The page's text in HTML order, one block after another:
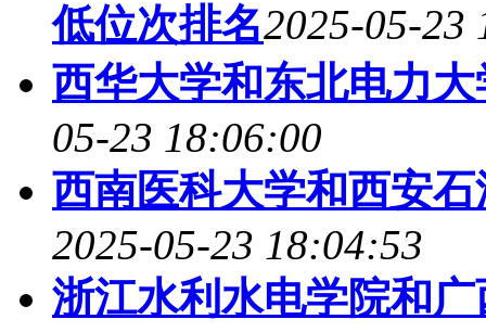
低位次排名2025-05-23
西华大学和东北电力
05-23 18:06:00
西南医科大学和西安
2025-05-23 18:04:53
浙江水利水电学院和